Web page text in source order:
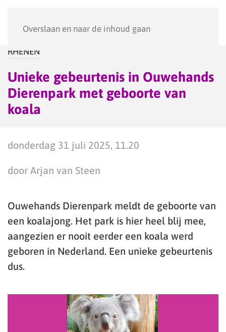
Overslaan en naar de inhoud gaan
RHENEN
Unieke gebeurtenis in Ouwehands
Dierenpark met geboorte van
koala
donderdag 31 juli 2025, 11.20
door Arjan van Steen
Ouwehands Dierenpark meldt de geboorte van
een koalajong. Het park is hier heel blij mee,
aangezien er nooit eerder een koala werd
geboren in Nederland. Een unieke gebeurtenis
dus.